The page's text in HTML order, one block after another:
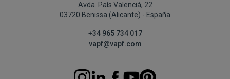
Avda. País Valencià, 22
03720 Benissa (Alicante) - España
+34 965 734 017
vapf@vapf.com